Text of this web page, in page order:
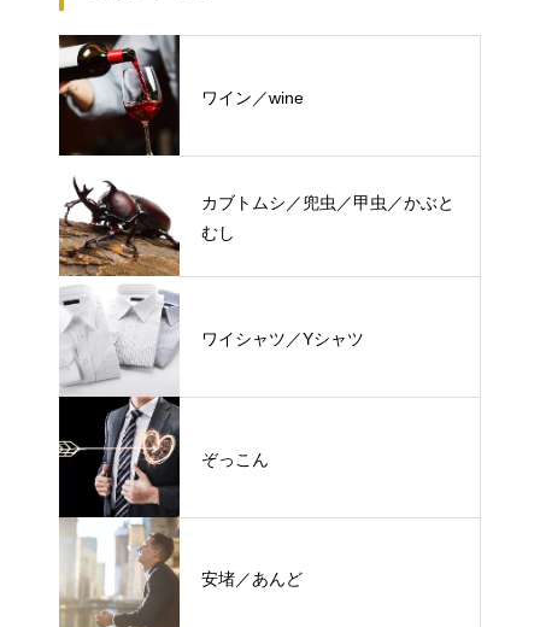
ワイン／wine
カブトムシ／兜虫／甲虫／かぶと
むし
ワイシャツ／Yシャツ
ぞっこん
安堵／あんど